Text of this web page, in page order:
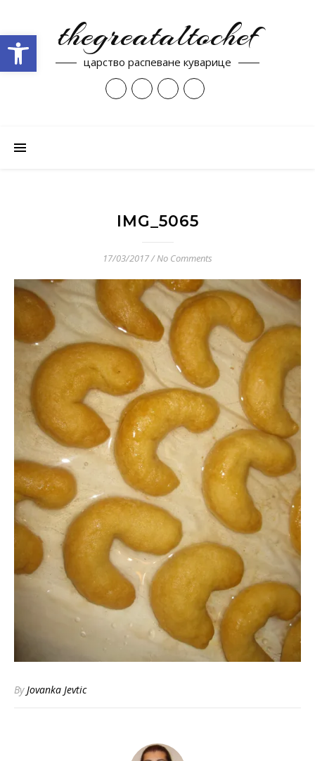
thegreataltochef
царство распеване куварице
IMG_5065
17/03/2017/No Comments
ByJovanka Jevtic
Open toolbar